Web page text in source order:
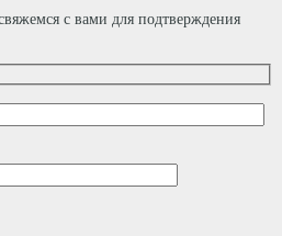
с вами для подтверждения